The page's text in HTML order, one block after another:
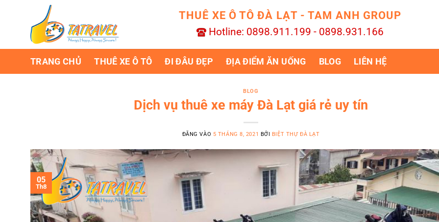
THUÊ XE Ô TÔ ĐÀ LẠT - TAM ANH GROUP
Hotline: 0898.911.199 - 0898.931.166
TRANG CHỦ THUÊ XE Ô TÔ ĐI ĐÂU ĐẸP ĐỊA ĐIỂM ĂN UỐNG BLOG LIÊN HỆ
BLOG
Dịch vụ thuê xe máy Đà Lạt giá rẻ uy tín
ĐĂNG VÀO 5 THÁNG 8, 2021 BỞI BIỆT THỰ ĐÀ LẠT
05
Th8